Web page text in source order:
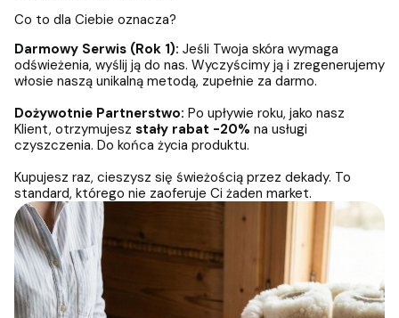
Co to dla Ciebie oznacza?
Darmowy Serwis (Rok 1): Jeśli Twoja skóra wymaga
odświeżenia, wyślij ją do nas. Wyczyścimy ją i zregenerujemy
włosie naszą unikalną metodą, zupełnie za darmo.
Dożywotnie Partnerstwo: Po upływie roku, jako nasz
Klient, otrzymujesz stały rabat -20% na usługi
czyszczenia. Do końca życia produktu.
Kupujesz raz, cieszysz się świeżością przez dekady. To
standard, którego nie zaoferuje Ci żaden market.